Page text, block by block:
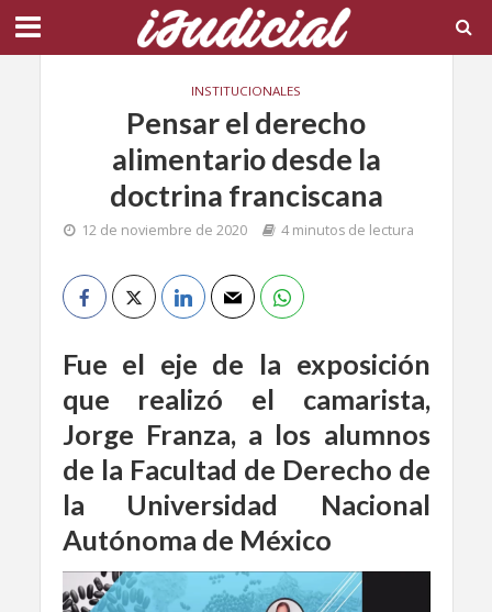
INSTITUCIONALES
Pensar el derecho
alimentario desde la
doctrina franciscana
12 de noviembre de 2020 4 minutos de lectura
Fue el eje de la exposición
que realizó el camarista,
Jorge Franza, a los alumnos
de la Facultad de Derecho de
la Universidad Nacional
Autónoma de México